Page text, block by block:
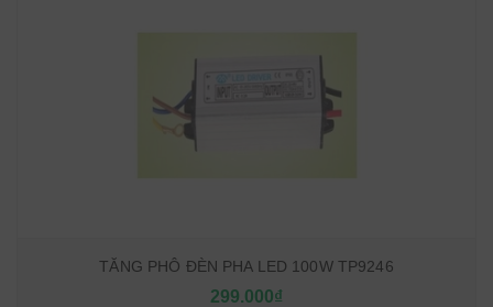
TĂNG PHÔ ĐÈN PHA LED 100W TP9246
299.000₫